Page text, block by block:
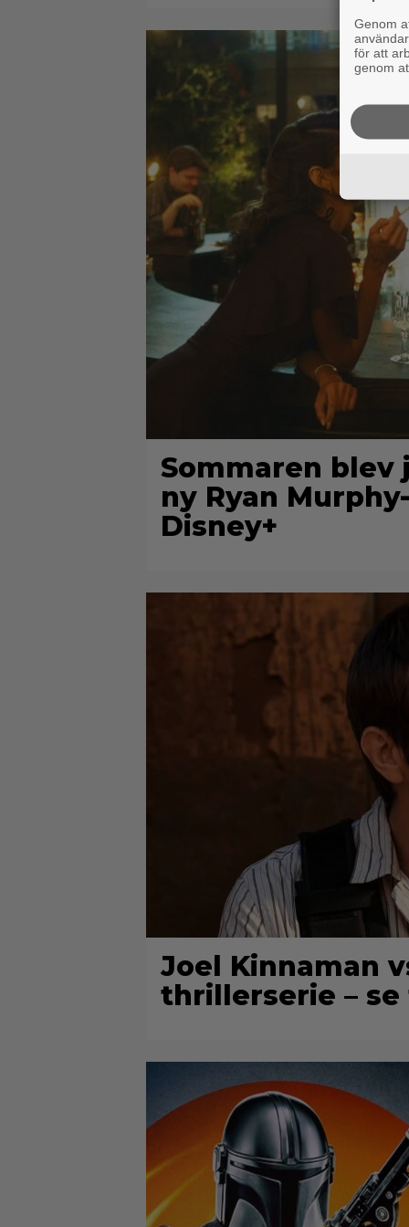
Sommaren blev
ny Ryan
Disney+
Joel Kinnaman
thrillerserie –
Genom
för att
genom